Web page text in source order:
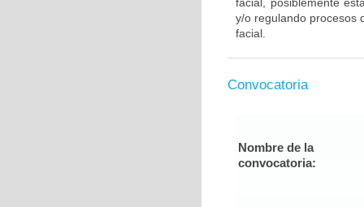
y/o regulando procesos
facial.
Convocatoria
Nombre de la
convocatoria: